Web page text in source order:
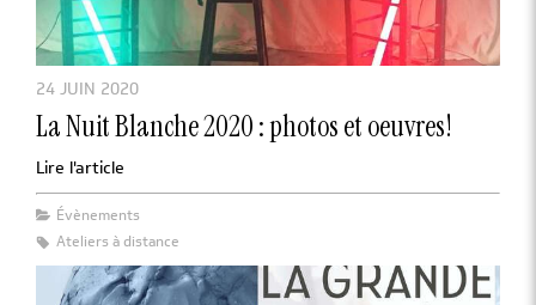
24 JUIN 2020
La Nuit Blanche 2020 : photos et oeuvres!
Lire l'article
Évènements
Ateliers à distance